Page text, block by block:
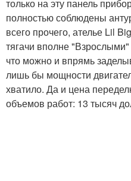
только на эту панель
полностью соблюдены
всего прочего, ателье Lil
тягачи вполне
что можно и впрямь
лишь бы мощности
хватило. Да и цена
объемов работ: 13 тысяч